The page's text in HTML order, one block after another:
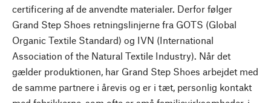
certificering af de anvendte materialer. Derfor følger
Grand Step Shoes retningslinjerne fra GOTS (Global
Organic Textile Standard) og IVN (International
Association of the Natural Textile Industry). Når det
gælder produktionen, har Grand Step Shoes arbejdet med
de samme partnere i årevis og er i tæt, personlig kontakt